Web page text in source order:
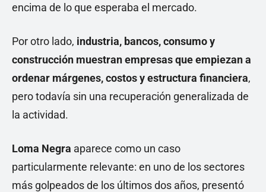
encima de lo que esperaba el mercado.
Por otro lado, industria, bancos, consumo y
construcción muestran empresas que empiezan a
ordenar márgenes, costos y estructura financiera,
pero todavía sin una recuperación generalizada de
la actividad.
Loma Negra aparece como un caso
particularmente relevante: en uno de los sectores
más golpeados de los últimos dos años, presentó